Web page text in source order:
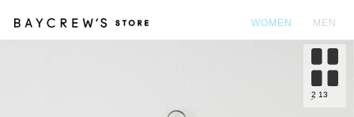
WOMEN MEN
2 13